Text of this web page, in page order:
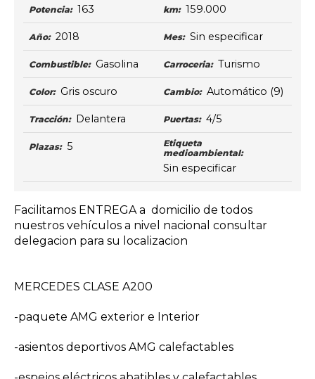
Potencia: 163 km: 159.000
Año: 2018 Mes: Sin especificar
Combustible: Gasolina Carroceria: Turismo
Color: Gris oscuro Cambio: Automático (9)
Tracción: Delantera Puertas: 4/5
Plazas: 5
Etiqueta
medioambiental:
Sin especificar
Facilitamos ENTREGA a domicilio de todos
nuestros vehículos a nivel nacional consultar
delegacion para su localizacion
MERCEDES CLASE A200
-paquete AMG exterior e Interior
-asientos deportivos AMG calefactables